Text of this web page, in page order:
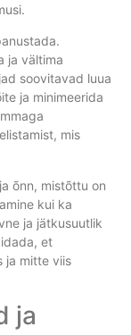
ja vältima
soovitavad luua
ja minimeerida
mis
õnn, mistõttu on
kui ka
ja jätkusuutlik
et
ja mitte viis
ja